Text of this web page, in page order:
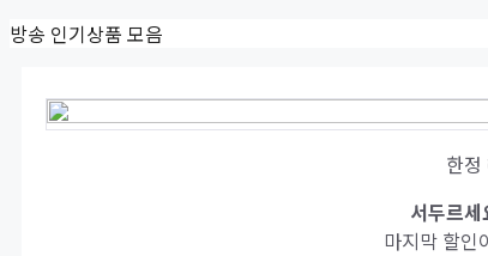
Skip
방송 인기상품 모음
한
서두르
마지막 할인